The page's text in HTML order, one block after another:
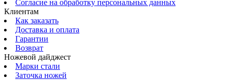
Согласие на обработку персональных данных
Клиентам
Как заказать
Доставка и оплата
Гарантии
Возврат
Ножевой дайджест
Марки стали
Заточка ножей